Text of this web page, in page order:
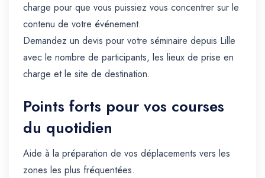
charge pour que vous puissiez vous concentrer sur le
contenu de votre événement.
Demandez un devis pour votre séminaire depuis Lille
avec le nombre de participants, les lieux de prise en
charge et le site de destination.
Points forts pour vos courses
du quotidien
Aide à la préparation de vos déplacements vers les
zones les plus fréquentées.